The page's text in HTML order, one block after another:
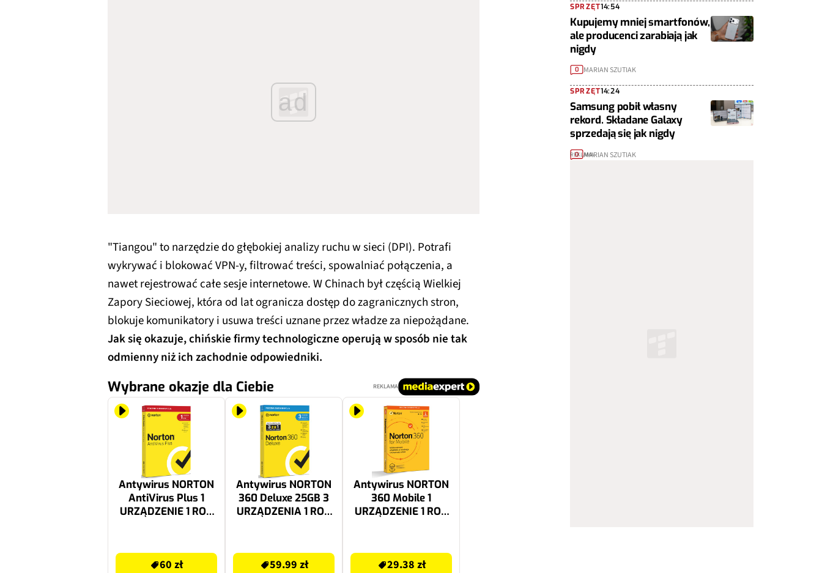
ad
"Tiangou" to narzędzie do głębokiej analizy ruchu w sieci (DPI). Potrafi
wykrywać i blokować VPN-y, filtrować treści, spowalniać połączenia, a
nawet rejestrować całe sesje internetowe.W Chinach był częścią Wielkiej
Zapory Sieciowej, która od lat ogranicza dostęp do zagranicznych stron,
blokuje komunikatory i usuwa treści uznane przez władze za niepożądane.
Jak się okazuje, chińskie firmy technologiczne operują w sposób nie tak
odmienny niż ich zachodnie odpowiedniki.
Wybrane okazje dla Ciebie REKLAMA
Antywirus NORTON
AntiVirus Plus 1
URZĄDZENIE 1 ROK
60 zł
Antywirus NORTON
360 Deluxe 25GB 3
URZĄDZENIA 1 ROK
59.99 zł
Antywirus NORTON
360 Mobile 1
URZĄDZENIE 1 ROK
29.38 zł
SPRZĘT14:54
Kupujemy mniej smartfonów,
ale producenci zarabiają jak
nigdy
0 MARIAN SZUTIAK
SPRZĘT14:24
Samsung pobił własny
rekord. Składane Galaxy
sprzedają się jak nigdy
0 MARIAN SZUTIAK